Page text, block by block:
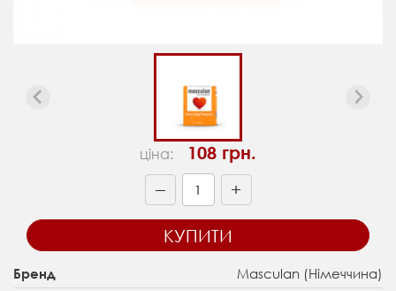
ціна: 108 грн.
— +
КУПИТИ
Бренд Masculan (Німеччина)